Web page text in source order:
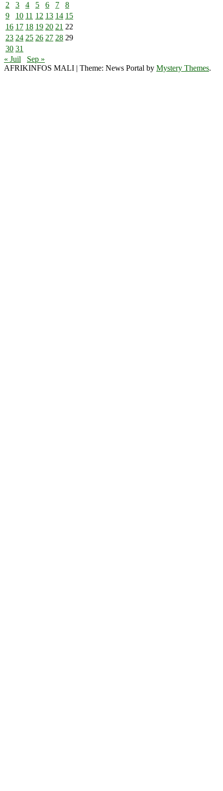
2
3 4 5 6 7
8
9
10 11 12 13 14 15
16 17 18 19 20 21 22
23 24 25 26 27 28 29
30 31
« Juil
Sep »
AFRIKINFOS MALI | Theme: News Portal by Mystery Themes.